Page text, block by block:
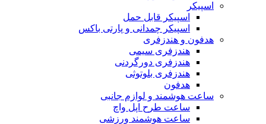
اسپیکر
اسپیکر قابل حمل
اسپیکر چمدانی و پارتی باکس
هدفون و هندزفری
هندزفری سیمی
هندزفری دورگردنی
هندزفری بلوتوثی
هدفون
ساعت هوشمند و لوازم جانبی
ساعت طرح اپل واچ
ساعت هوشمند ورزشی